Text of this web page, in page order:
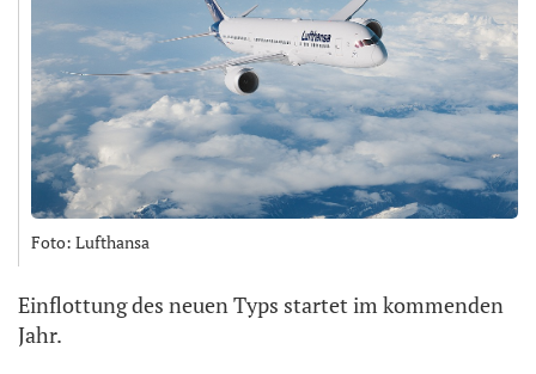
Foto: Lufthansa
Einflottung des neuen Typs startet im kommenden
Jahr.